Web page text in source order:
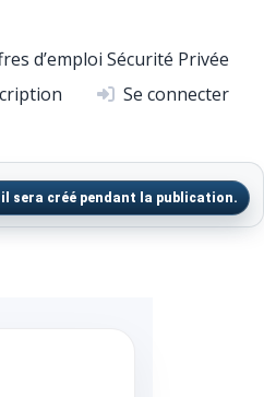
d’emploi Sécurité Privée
Se connecter
il sera créé pendant la publication.